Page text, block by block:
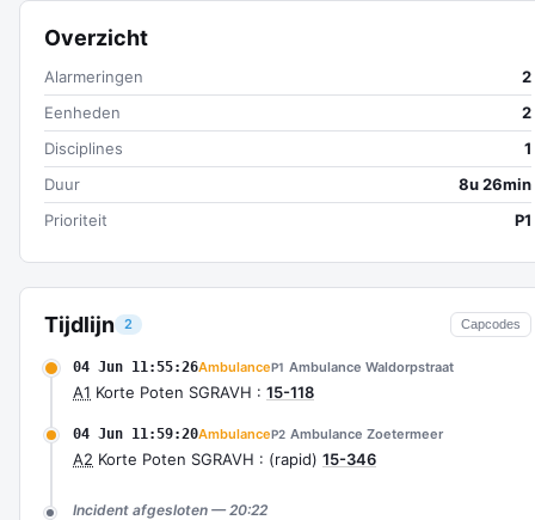
Tijdlijn 2 Capcodes
04 Jun 11:55:26AmbulanceP1 Ambulance Waldorpstraat
A1 Korte Poten SGRAVH : 15-118
04 Jun 11:59:20AmbulanceP2 Ambulance Zoetermeer
A2 Korte Poten SGRAVH : (rapid) 15-346
Incident afgesloten — 20:22
Overzicht
Alarmeringen
2
Eenheden
2
Disciplines
1
Duur
8u 26min
Prioriteit
P1